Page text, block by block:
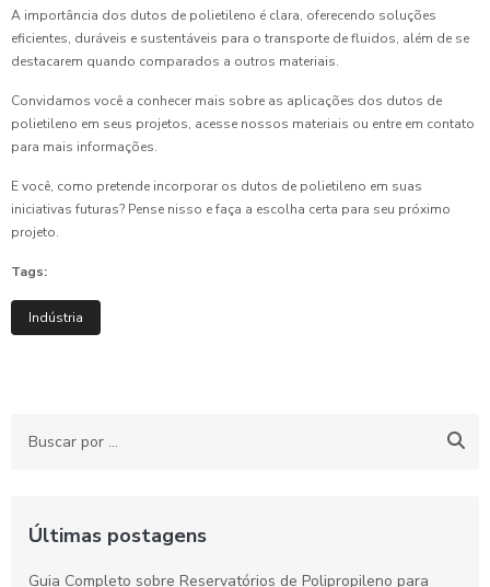
A importância dos dutos de polietileno é clara, oferecendo soluções
eficientes, duráveis e sustentáveis para o transporte de fluidos, além de se
destacarem quando comparados a outros materiais.
Convidamos você a conhecer mais sobre as aplicações dos dutos de
polietileno em seus projetos, acesse nossos materiais ou entre em contato
para mais informações.
E você, como pretende incorporar os dutos de polietileno em suas
iniciativas futuras? Pense nisso e faça a escolha certa para seu próximo
projeto.
Tags:
Indústria
Últimas postagens
Guia Completo sobre Reservatórios de Polipropileno para